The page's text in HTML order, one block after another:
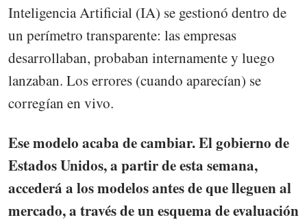
Inteligencia Artificial (IA) se gestionó dentro de
un perímetro transparente: las empresas
desarrollaban, probaban internamente y luego
lanzaban. Los errores (cuando aparecían) se
corregían en vivo.
Ese modelo acaba de cambiar. El gobierno de
Estados Unidos, a partir de esta semana,
accederá a los modelos antes de que lleguen al
mercado, a través de un esquema de evaluación